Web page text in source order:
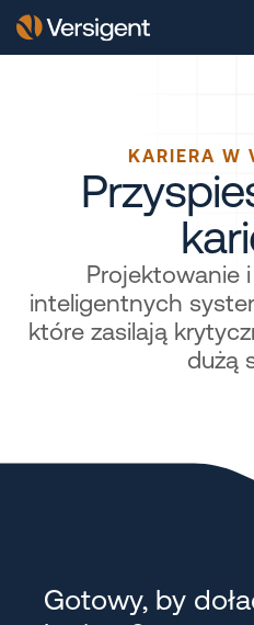
KARIERA W
Projektowanie
inteligentnych
które zasilają
dużą
Gotowy, by